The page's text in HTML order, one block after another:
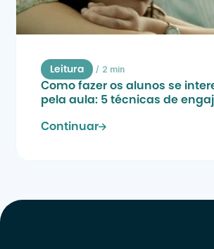
Leitura / 2 min
Como fazer os alunos se
pela aula: 5 técnicas de
Continuar